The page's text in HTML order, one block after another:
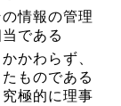
情報の管理
である
かわらず、
ものである
極的に理事